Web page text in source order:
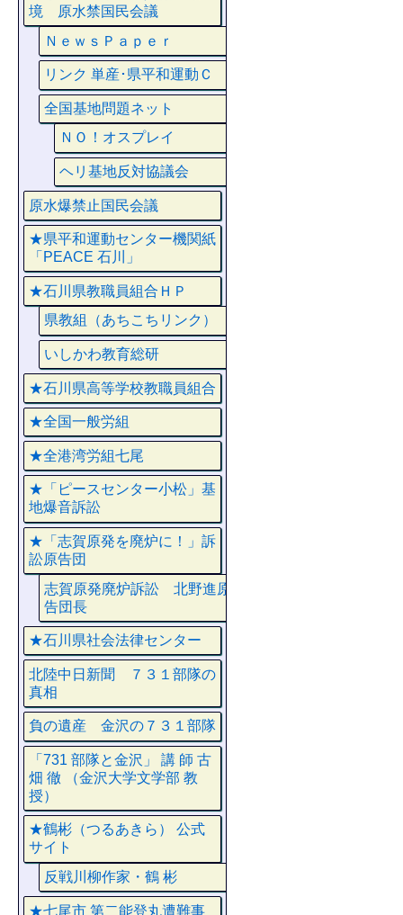
境 原水禁国民会議
ＮｅｗｓＰａｐｅｒ
リンク 単産･県平和運動Ｃ
全国基地問題ネット
ＮＯ！オスプレイ
ヘリ基地反対協議会
原水爆禁止国民会議
★県平和運動センター機関紙
「PEACE 石川」
★石川県教職員組合ＨＰ
県教組（あちこちリンク）
いしかわ教育総研
★石川県高等学校教職員組合
★全国一般労組
★全港湾労組七尾
★「ピースセンター小松」基
地爆音訴訟
★「志賀原発を廃炉に！」訴
訟原告団
志賀原発廃炉訴訟 北野進原
告団長
★石川県社会法律センター
北陸中日新聞 ７３１部隊の
真相
負の遺産 金沢の７３１部隊
「731 部隊と金沢」 講 師 古
畑 徹 （金沢大学文学部 教
授）
★鶴彬（つるあきら） 公式
サイト
反戦川柳作家・鶴 彬
★七尾市 第二能登丸遭難事